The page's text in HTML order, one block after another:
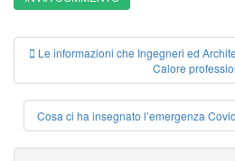
Le informazioni che Ingegneri ed
Calore
Cosa ci ha insegnato l’emergenza